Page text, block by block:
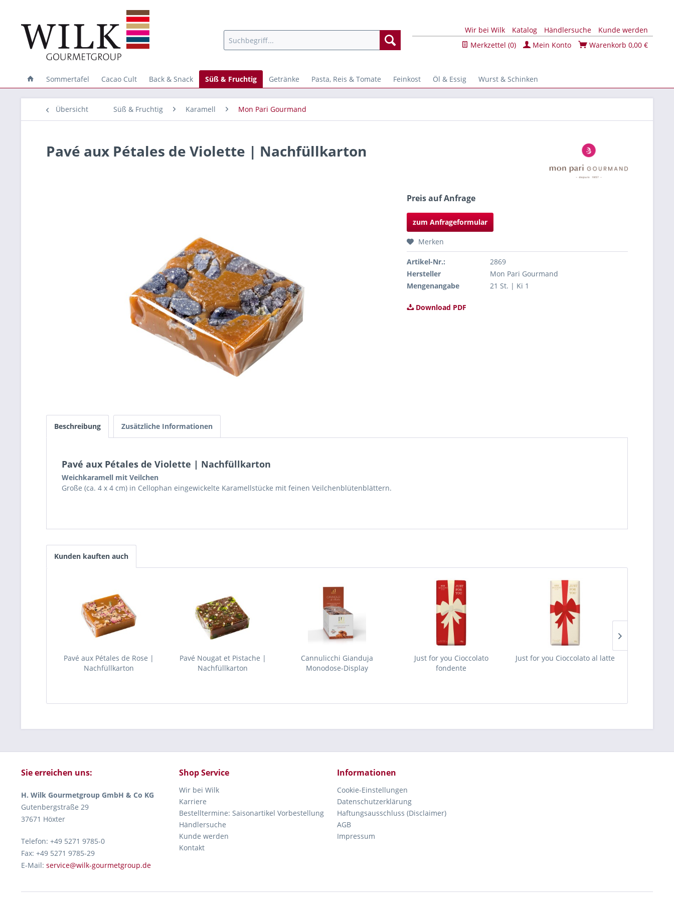
Wir bei Wilk Katalog Händlersuche
Kunde werden
Merkzettel (0) Mein Konto Warenkorb 0,00 €
Sommertafel Cacao Cult Back & Snack Süß & Fruchtig Getränke Pasta, Reis & Tomate Feinkost Öl & Essig Wurst & Schinken
Übersicht Süß & Fruchtig Karamell Mon Pari Gourmand
Pavé aux Pétales de Violette | Nachfüllkarton
Preis auf Anfrage
zum Anfrageformular
Merken
Artikel-Nr.:
2869
Hersteller
Mon Pari Gourmand
Mengenangabe
21 St. | Ki 1
Download PDF
Beschreibung Zusätzliche Informationen
Pavé aux Pétales de Violette | Nachfüllkarton
Weichkaramell mit Veilchen
Große (ca. 4 x 4 cm) in Cellophan eingewickelte Karamellstücke mit feinen Veilchenblütenblättern.
Kunden kauften auch
Pavé aux Pétales de Rose |
Nachfüllkarton
Pavé Nougat et Pistache |
Nachfüllkarton
Cannulicchi Gianduja
Monodose-Display
Just for you Cioccolato
fondente
Just for you Cioccolato al latte
Sie erreichen uns:
H. Wilk Gourmetgroup GmbH & Co KG
Gutenbergstraße 29
37671 Höxter
Telefon: +49 5271 9785-0
Fax: +49 5271 9785-29
E-Mail: service@wilk-gourmetgroup.de
Shop Service
Wir bei Wilk
Karriere
Bestelltermine: Saisonartikel Vorbestellung
Händlersuche
Kunde werden
Kontakt
Informationen
Cookie-Einstellungen
Datenschutzerklärung
Haftungsausschluss (Disclaimer)
AGB
Impressum